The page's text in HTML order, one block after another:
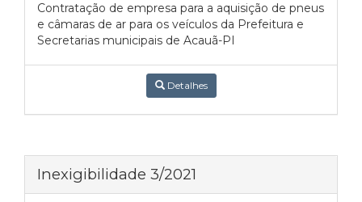
Contratação de empresa para a aquisição de pneus
e câmaras de ar para os veículos da Prefeitura e
Secretarias municipais de Acauã-PI
Detalhes
Inexigibilidade 3/2021